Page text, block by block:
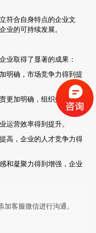
符合自身特点的企业文
业的可持续发展。
业取得了显著的成果：
明确，市场竞争力得到提
更加明确，组织效率和执
运营效率得到提升。
高，企业的人才竞争力得
和凝聚力得到增强，企业
加客服微信进行沟通。